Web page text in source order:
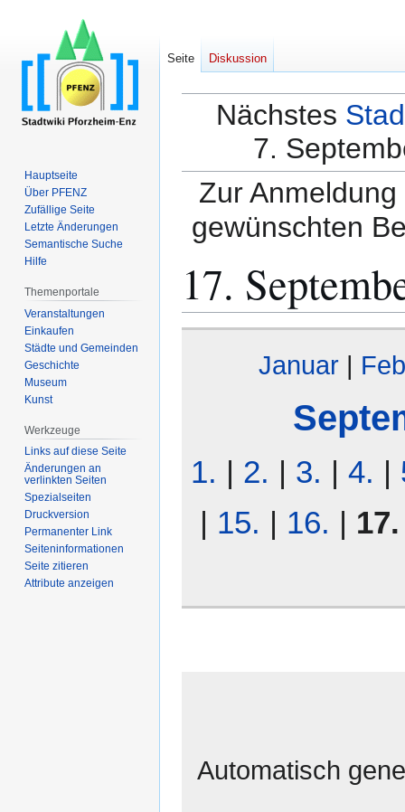
Nächstes
7.
Zur
gewünschten
17.
Januar |
1. | 2. | 3. | 4. |
| 15. | 16. | 17.
Automatisch
Seite Diskussion
Hauptseite
Über PFENZ
Zufällige Seite
Letzte Änderungen
Semantische Suche
Hilfe
Themenportale
Veranstaltungen
Einkaufen
Städte und Gemeinden
Geschichte
Museum
Kunst
Werkzeuge
Links auf diese Seite
Änderungen an
verlinkten Seiten
Spezialseiten
Druckversion
Permanenter Link
Seiten­­informationen
Seite zitieren
Attribute anzeigen